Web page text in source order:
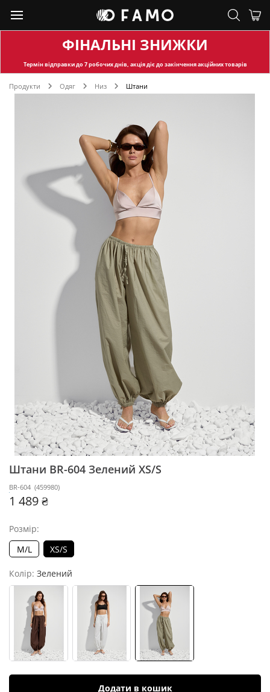
ФІНАЛЬНІ ЗНИЖКИ
Термін відправкидо 7 робочих днів, акція діє до закінчення акційних товарів
Продукти Одяг Низ Штани
Штани BR-604 Зелений XS/S
BR-604 (459980)
1 489 ₴
Розмір:
M/L
XS/S
Колір: Зелений
Додати в кошик